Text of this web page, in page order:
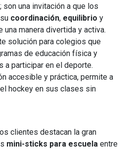
una invitación a que los
coordinación, equilibrio y
una manera divertida y activa.
solución para colegios que
de educación física y
a participar en el deporte.
accesible y práctica, permite a
hockey en sus clases sin
clientes destacan la gran
mini-sticks para escuela entre